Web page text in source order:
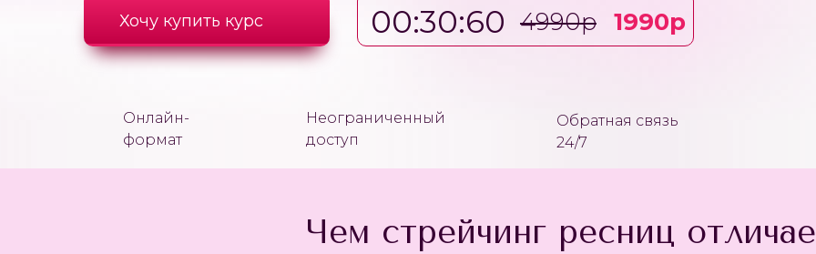
Онлайн-
формат
Обратная связь
24/7
Неограниченный
доступ
Хочу купить курс 1990р
4990р
00:30:60
Чем стрейчинг ресниц